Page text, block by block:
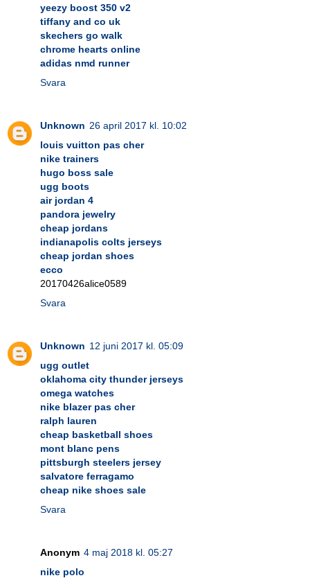
yeezy boost 350 v2
tiffany and co uk
skechers go walk
chrome hearts online
adidas nmd runner
Svara
Unknown 26 april 2017 kl. 10:02
louis vuitton pas cher
nike trainers
hugo boss sale
ugg boots
air jordan 4
pandora jewelry
cheap jordans
indianapolis colts jerseys
cheap jordan shoes
ecco
20170426alice0589
Svara
Unknown 12 juni 2017 kl. 05:09
ugg outlet
oklahoma city thunder jerseys
omega watches
nike blazer pas cher
ralph lauren
cheap basketball shoes
mont blanc pens
pittsburgh steelers jersey
salvatore ferragamo
cheap nike shoes sale
Svara
Anonym 4 maj 2018 kl. 05:27
nike polo